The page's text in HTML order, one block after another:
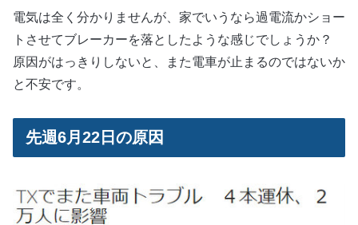
電気は全く分かりませんが、家でいうなら過電流かショー
トさせてブレーカーを落としたような感じでしょうか？
原因がはっきりしないと、また電車が止まるのではないか
と不安です。
先週6月22日の原因